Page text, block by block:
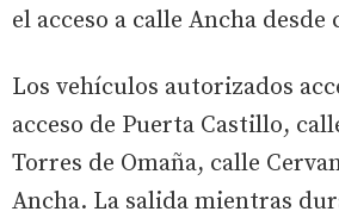
el acceso a calle Ancha desde
Los vehículos autorizados
acceso de Puerta Castillo,
Torres de Omaña, calle
Ancha. La salida mientras